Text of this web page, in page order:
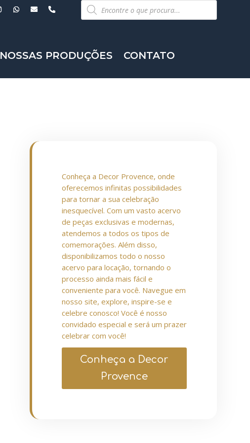
Pesquisar
produtos
NOSSAS PRODUÇÕES CONTATO
Conheça a Decor Provence, onde
oferecemos infinitas possibilidades
para tornar a sua celebração
inesquecível. Com um vasto acervo
de peças exclusivas e modernas,
atendemos a todos os tipos de
comemorações. Além disso,
disponibilizamos todo o nosso
acervo para locação, tornando o
processo ainda mais fácil e
conveniente para você. Navegue em
nosso site, explore, inspire-se e
celebre conosco! Você é nosso
convidado especial e será um prazer
celebrar com você!
Conheça a Decor
Provence